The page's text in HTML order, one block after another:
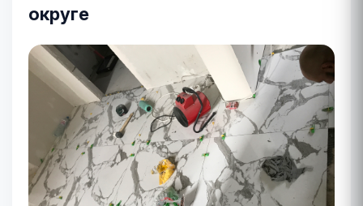
округе